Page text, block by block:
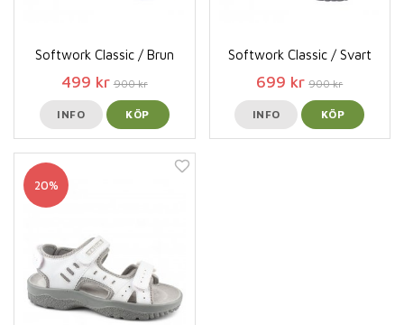
Softwork Classic / Brun
499 kr 900 kr
INFO KÖP
Softwork Classic / Svart
699 kr 900 kr
INFO KÖP
20%